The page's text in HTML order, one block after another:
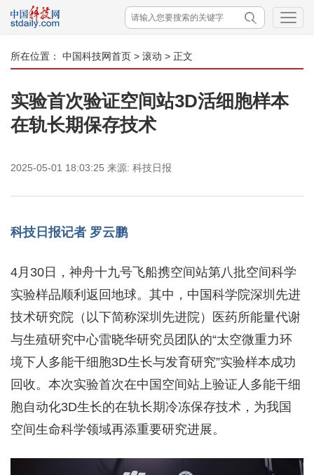
所在位置： 中国科技网首页 > 滚动 > 正文
实验首次验证空间站3D活细胞样本
在轨长期保存技术
2025-05-01 18:03:25 来源: 科技日报
科技日报记者 罗云鹏
4月30日，神舟十九号飞船携空间站第八批空间科学
实验样品顺利返回地球。其中，中国科学院深圳先进
技术研究院（以下简称深圳先进院）医药所能量代谢
与生殖研究中心雷晓华研究员团队的“太空微重力环
境下人多能干细胞3D生长与发育研究”实验样本成功
回收。本次实验首次在中国空间站上验证人多能干细
胞自动化3D生长的在轨长期冷冻保存技术，为我国
空间生命科学领域再添重要研究进展。